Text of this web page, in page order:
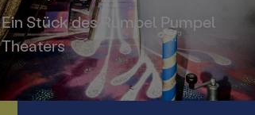
Ein Stück des Rumpel Pumpel
Theaters